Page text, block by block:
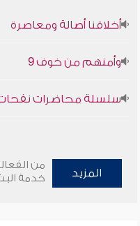
أخلاقنا أصالة ومعاصرة
وأمنهم من خوف 9
سلسلة محاضرات نفحات
المزيد
من
خدمة